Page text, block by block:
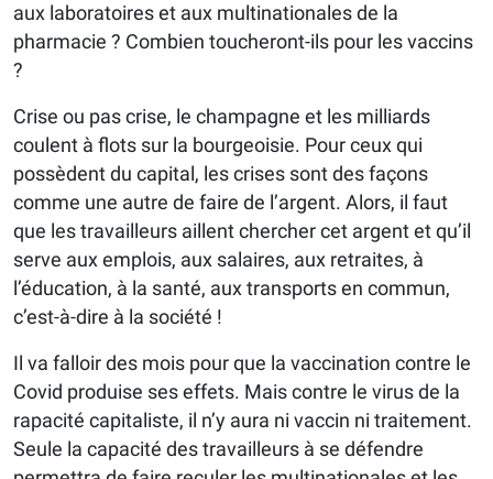
aux laboratoires et aux multinationales de la
pharmacie ? Combien toucheront-ils pour les vaccins
?
Crise ou pas crise, le champagne et les milliards
coulent à flots sur la bourgeoisie. Pour ceux qui
possèdent du capital, les crises sont des façons
comme une autre de faire de l’argent. Alors, il faut
que les travailleurs aillent chercher cet argent et qu’il
serve aux emplois, aux salaires, aux retraites, à
l’éducation, à la santé, aux transports en commun,
c’est-à-dire à la société !
Il va falloir des mois pour que la vaccination contre le
Covid produise ses effets. Mais contre le virus de la
rapacité capitaliste, il n’y aura ni vaccin ni traitement.
Seule la capacité des travailleurs à se défendre